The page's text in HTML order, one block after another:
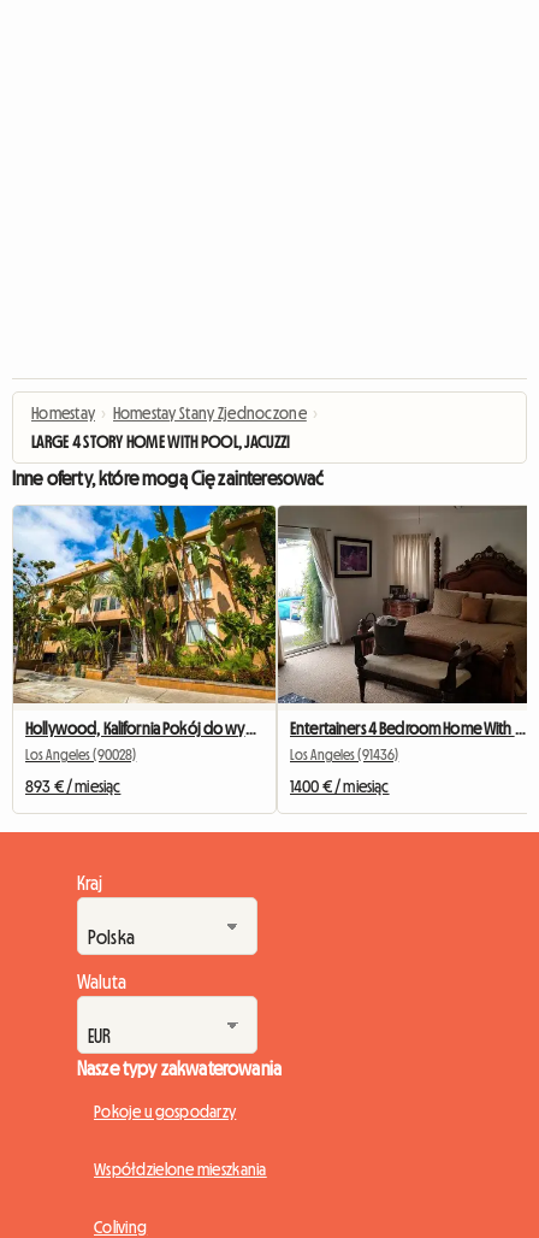
Homestay › Homestay Stany Zjednoczone ›
LARGE 4 STORY HOME WITH POOL, JACUZZI
Inne oferty, które mogą Cię zainteresować
Hollywood, Kalifornia Pokój do wynajęcia w 2 sypialniach i 1 łazience
Los Angeles (90028)
893 € / miesiąc
Los Angeles (91436)
1400 € / miesiąc
Kraj
Waluta
Nasze typy zakwaterowania
Pokoje u gospodarzy
Współdzielone mieszkania
Coliving